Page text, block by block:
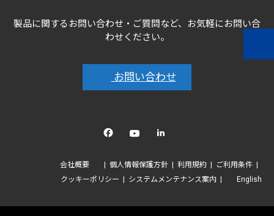
製品に関するお問い合わせ・ご質問など、お気軽にお問い合
わせください。
お問い合わせ
linkedin
会社概要 個人情報保護方針 利用規約
ご利用条件
クッキーポリシー
システムメンテナンス案内 English